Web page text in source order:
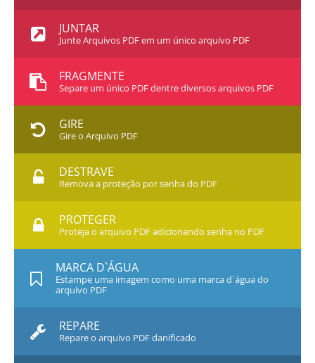
JUNTAR
Junte Arquivos PDF em um único arquivo PDF
FRAGMENTE
Separe um único PDF dentre diversos arquivos PDF
GIRE
Gire o Arquivo PDF
DESTRAVE
Remova a proteção por senha do PDF
PROTEGER
Proteja o arquivo PDF adicionando senha no PDF
MARCA D`ÁGUA
Estampe uma imagem como uma marca d`água do
arquivo PDF
REPARE
Repare o arquivo PDF danificado